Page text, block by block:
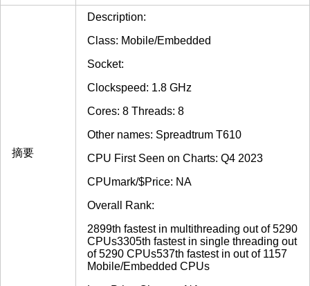
摘要
Description:
Class: Mobile/Embedded
Socket:
Clockspeed: 1.8 GHz
Cores: 8 Threads: 8
Other names: Spreadtrum T610
CPU First Seen on Charts: Q4 2023
CPUmark/$Price: NA
Overall Rank:
2899th fastest in multithreading out of 5290
CPUs3305th fastest in single threading out
of 5290 CPUs537th fastest in out of 1157
Mobile/Embedded CPUs